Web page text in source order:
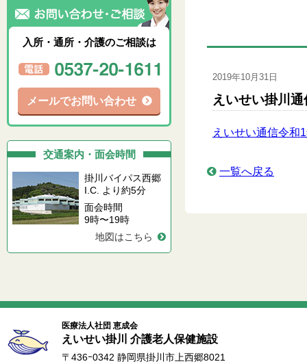
2019年10月31日
えいせい掛川
えいせい通信令和
一覧へ戻る
入所・通所・介護のご相談は
メールでお問い合わせ
交通案内・面会時間
掛川バイパス西郷
I.C. より約5分
面会時間
9時〜19時
地図はこちら
医療法人社団 恵成会
えいせい掛川 介護老人保健施設
〒436ｰ0342 静岡県掛川市上西郷8021